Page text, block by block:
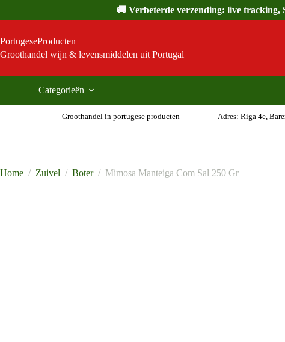
inhoud
🚚 Verbeterde verzending: live
PortugeseProducten
Groothandel wijn & levensmiddelen uit Portugal
Categorieën
Groothandel in portugese producten Adres: Riga 4e,
Home / Zuivel / Boter / Mimosa Manteiga Com Sal 250 Gr